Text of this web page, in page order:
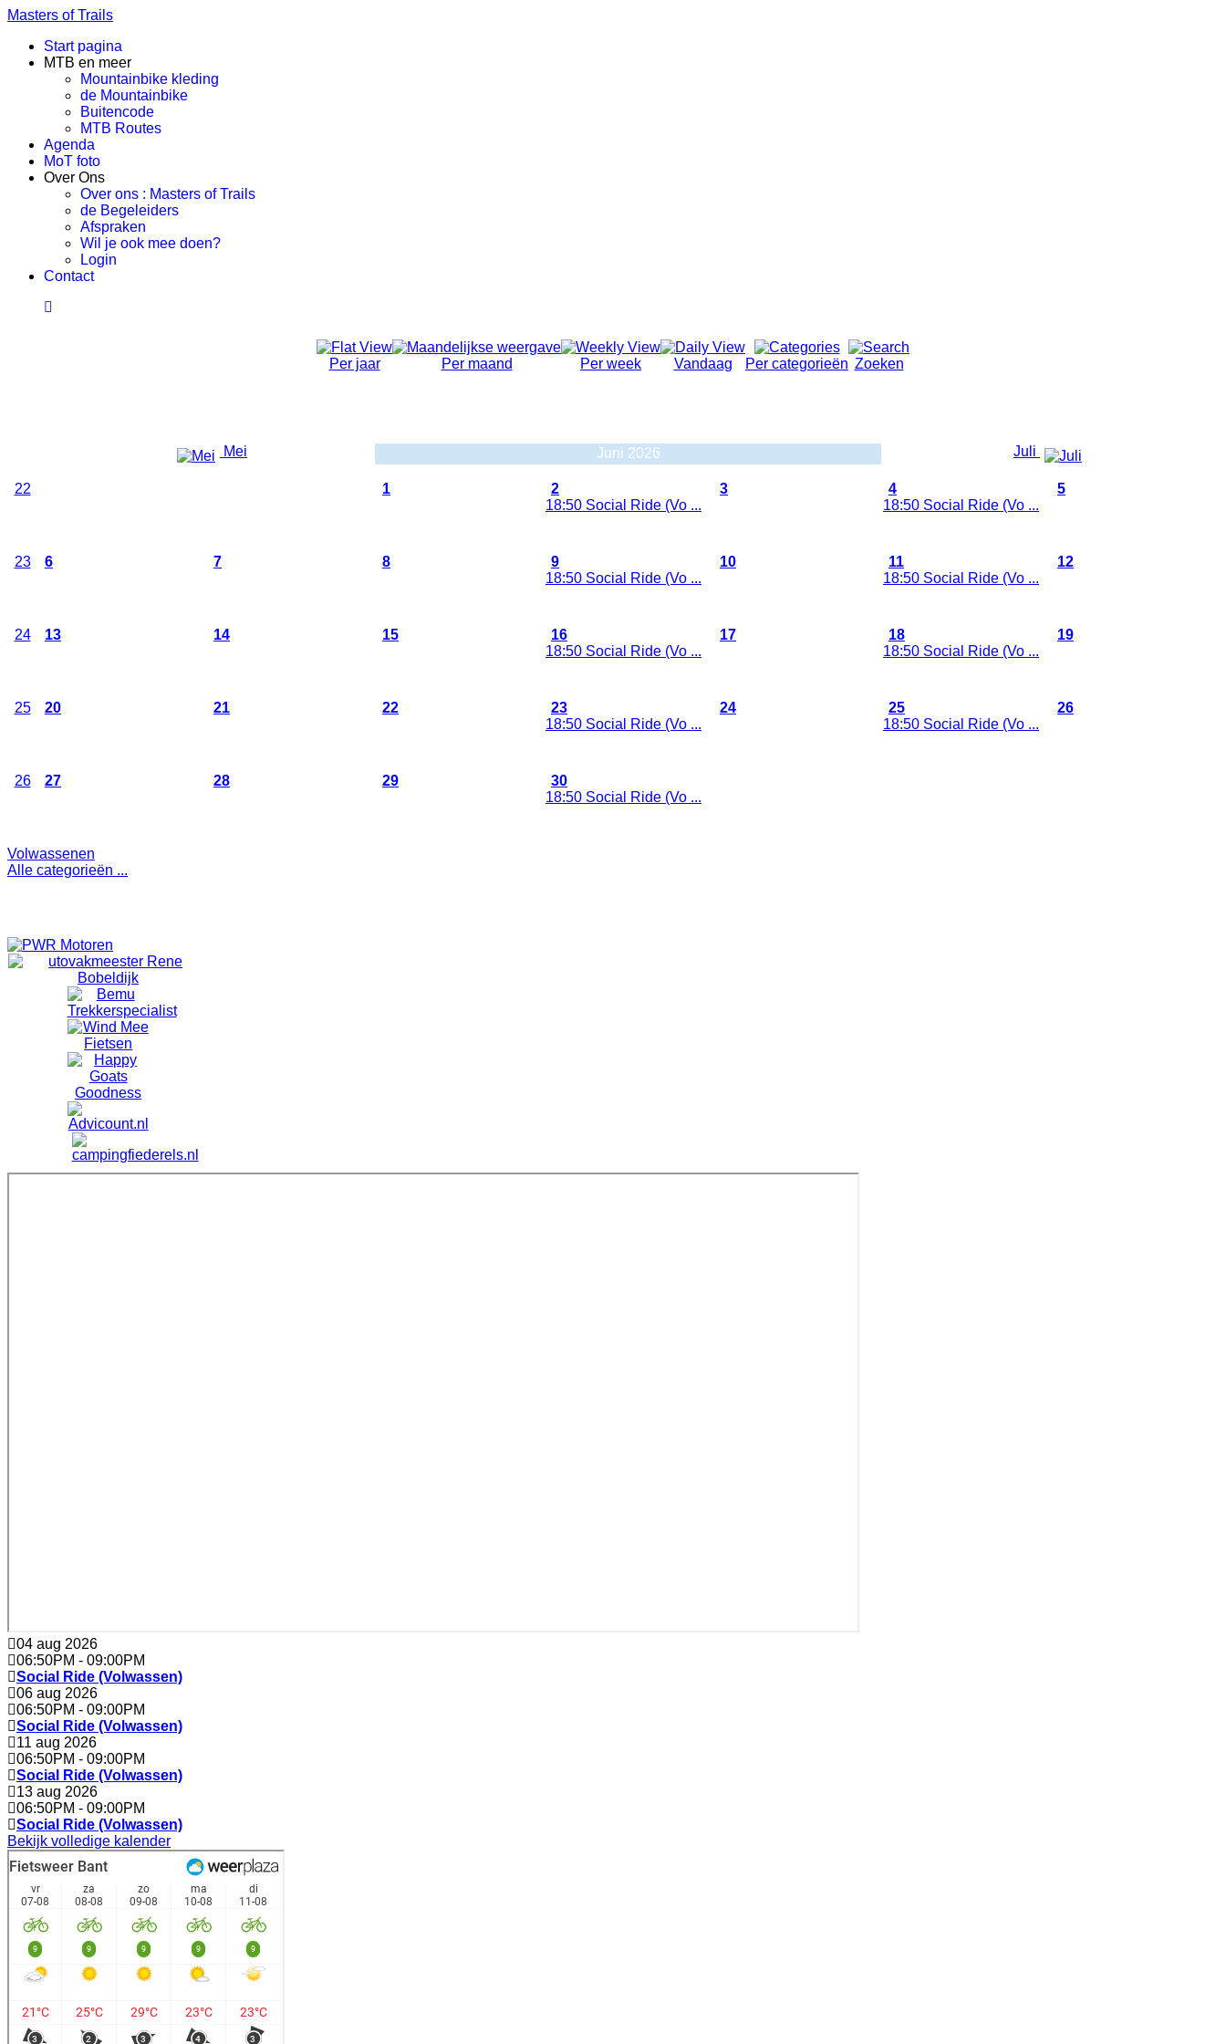
Masters of Trails
Start pagina
MTB en meer
Mountainbike kleding
de Mountainbike
Buitencode
MTB Routes
Agenda
MoT foto
Over Ons
Over ons : Masters of Trails
de Begeleiders
Afspraken
Wil je ook mee doen?
Login
Contact
Per jaar Per maand Per week Vandaag Per categorieën Zoeken
Mei Juni 2026
Juli
22
1
2
18:50 Social Ride (Vo ...
3
4
18:50 Social Ride (Vo ...
5
23 6 7 8
9
18:50 Social Ride (Vo ...
10
11
18:50 Social Ride (Vo ...
12
24 13 14 15
16
18:50 Social Ride (Vo ...
17
18
18:50 Social Ride (Vo ...
19
25 20 21 22
23
18:50 Social Ride (Vo ...
24
25
18:50 Social Ride (Vo ...
26
26 27 28 29
30
18:50 Social Ride (Vo ...
Volwassenen
Alle categorieën ...
04 aug 2026
06:50PM - 09:00PM
Social Ride (Volwassen)
06 aug 2026
06:50PM - 09:00PM
Social Ride (Volwassen)
11 aug 2026
06:50PM - 09:00PM
Social Ride (Volwassen)
13 aug 2026
06:50PM - 09:00PM
Social Ride (Volwassen)
Bekijk volledige kalender